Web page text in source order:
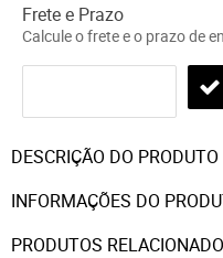
Frete e Prazo
Calcule o frete e o prazo de
DESCRIÇÃO DO PRODUTO
INFORMAÇÕES DO
PRODUTOS